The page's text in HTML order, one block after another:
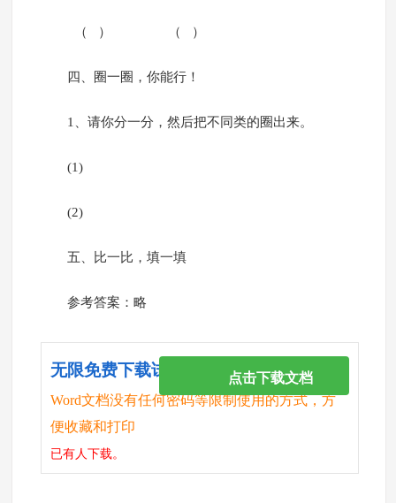
（ ） （ ）
四、圈一圈，你能行！
1、请你分一分，然后把不同类的圈出来。
(1)
(2)
五、比一比，填一填
参考答案：略
无限免费下载试卷
Word文档没有任何密码等限制使用的方式，方
便收藏和打印
已有人下载。
点击下载文档